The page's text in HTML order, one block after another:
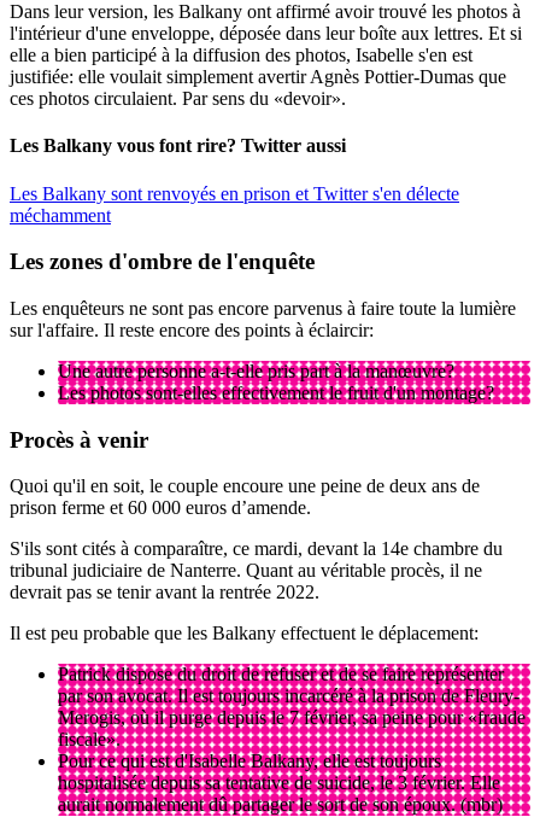
Dans leur version, les Balkany ont affirmé avoir trouvé les photos à
l'intérieur d'une enveloppe, déposée dans leur boîte aux lettres. Et si
elle a bien participé à la diffusion des photos, Isabelle s'en est
justifiée: elle voulait simplement avertir Agnès Pottier-Dumas que
ces photos circulaient. Par sens du «devoir».
Les Balkany vous font rire? Twitter aussi
Les Balkany sont renvoyés en prison et Twitter s'en délecte
méchamment
Les zones d'ombre de l'enquête
Les enquêteurs ne sont pas encore parvenus à faire toute la lumière
sur l'affaire. Il reste encore des points à éclaircir:
Une autre personne a-t-elle pris part à la manœuvre?
Les photos sont-elles effectivement le fruit d'un montage?
Procès à venir
Quoi qu'il en soit, le couple encoure une peine de deux ans de
prison ferme et 60 000 euros d’amende.
S'ils sont cités à comparaître, ce mardi, devant la 14e chambre du
tribunal judiciaire de Nanterre. Quant au véritable procès, il ne
devrait pas se tenir avant la rentrée 2022.
Il est peu probable que les Balkany effectuent le déplacement:
Patrick dispose du droit de refuser et de se faire représenter
par son avocat. Il est toujours incarcéré à la prison de Fleury-
Merogis, où il purge depuis le 7 février, sa peine pour «fraude
fiscale».
Pour ce qui est d'Isabelle Balkany, elle est toujours
hospitalisée depuis sa tentative de suicide, le 3 février. Elle
aurait normalement dû partager le sort de son époux. (mbr)